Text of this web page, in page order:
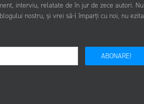
interviu, relatate de în jur de zece autori. Nu
nostru, și vrei să-l împarți cu noi, nu ezita
ABONARE!